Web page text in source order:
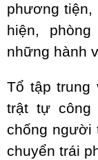
phương
hiện,
những hành
Tổ tập trung
trật tự công
chống người
chuyển trái